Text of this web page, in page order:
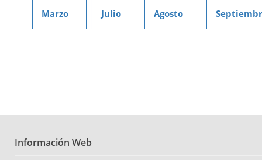
Marzo Julio Agosto
Información Web